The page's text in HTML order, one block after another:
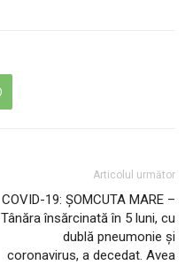
Articolul următor
COVID-19: ȘOMCUTA MARE –
Tânăra însărcinată în 5 luni, cu
dublă pneumonie şi
coronavirus, a decedat. Avea